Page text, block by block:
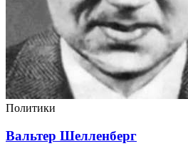
Политики
Вальтер Шелленберг